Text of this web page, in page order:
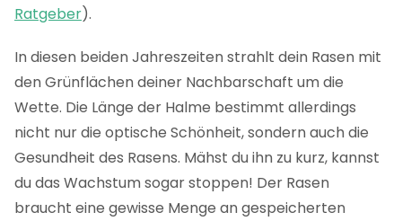
Ratgeber).
In diesen beiden Jahreszeiten strahlt dein Rasen mit
den Grünflächen deiner Nachbarschaft um die
Wette. Die Länge der Halme bestimmt allerdings
nicht nur die optische Schönheit, sondern auch die
Gesundheit des Rasens. Mähst du ihn zu kurz, kannst
du das Wachstum sogar stoppen! Der Rasen
braucht eine gewisse Menge an gespeicherten